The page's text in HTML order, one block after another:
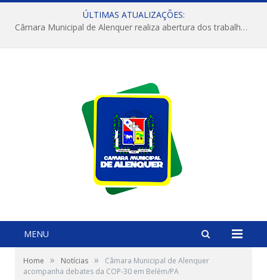
ÚLTIMAS ATUALIZAÇÕES:
Câmara Municipal de Alenquer realiza abertura dos trabalhos do 4º Período Legislativo
MENU
Home » Notícias »
Câmara Municipal de Alenquer
acompanha debates da COP-30 em Belém/PA